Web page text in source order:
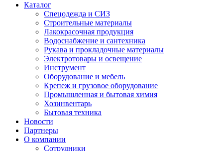
Каталог
Спецодежда и СИЗ
Строительные материалы
Лакокрасочная продукция
Водоснабжение и сантехника
Рукава и прокладочные материалы
Электротовары и освещение
Инструмент
Оборудование и мебель
Крепеж и грузовое оборудование
Промышленная и бытовая химия
Хозинвентарь
Бытовая техника
Новости
Партнеры
О компании
Сотрудники